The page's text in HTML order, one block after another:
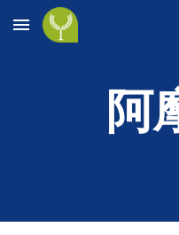
Skip to main content
阿